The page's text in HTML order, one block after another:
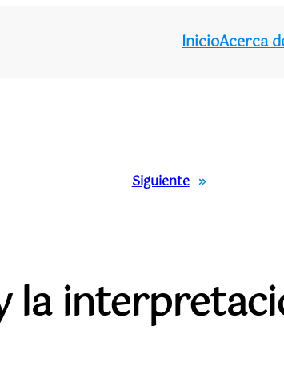
InicioAcerca
Siguiente »
la